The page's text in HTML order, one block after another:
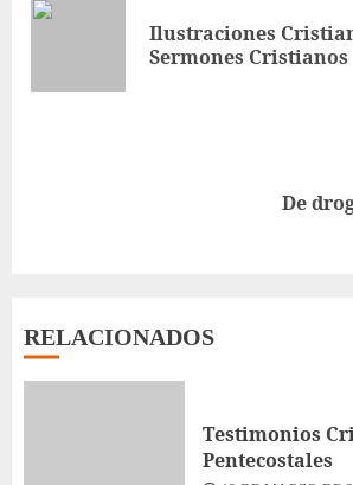
leyendo
Ilustraciones
Sermones Cristianos
De
RELACIONADOS
Testimonios
Pentecostales